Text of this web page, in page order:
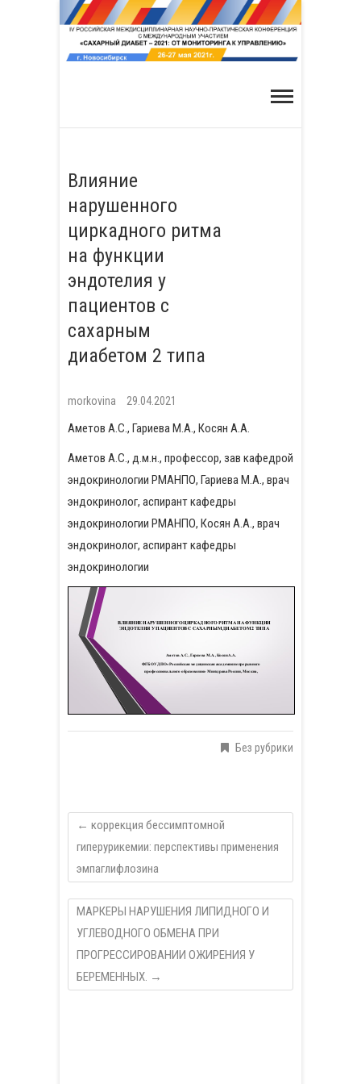
Skip
content
Влияние
нарушенного
циркадного ритма
на функции
эндотелия у
пациентов с
сахарным
диабетом 2 типа
morkovina 29.04.2021
Аметов А.С., Гариева М.А., Косян А.А.
Аметов А.С., д.м.н., профессор, зав кафедрой
эндокринологии РМАНПО, Гариева М.А., врач
эндокринолог, аспирант кафедры
эндокринологии РМАНПО, Косян А.А., врач
эндокринолог, аспирант кафедры
эндокринологии
Без рубрики
← коррекция бессимптомной
гиперурикемии: перспективы применения
эмпаглифлозина
МАРКЕРЫ НАРУШЕНИЯ ЛИПИДНОГО И
УГЛЕВОДНОГО ОБМЕНА ПРИ
ПРОГРЕССИРОВАНИИ ОЖИРЕНИЯ У
БЕРЕМЕННЫХ. →